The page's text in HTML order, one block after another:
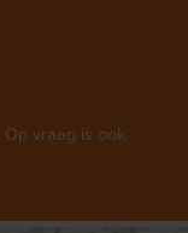
Op vraag is ook